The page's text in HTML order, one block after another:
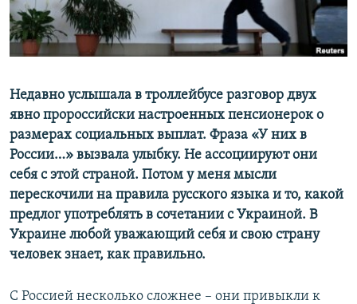
ПОБЕДИТЕЛЕЙ НЕ СУДЯТ?
КРЫМ.НЕПОКОРЕННЫЙ
УКРАИНСКАЯ ПРОБЛЕМА КРЫМА
ПРИСОЕДИНЯЙТЕСЬ!
Все сайты RFE/RL
Недавно услышала в троллейбусе разговор двух
явно пророссийски настроенных пенсионерок о
размерах социальных выплат. Фраза «У них в
России…» вызвала улыбку. Не ассоциируют они
себя с этой страной. Потом у меня мысли
перескочили на правила русского языка и то, какой
предлог употреблять в сочетании с Украиной. В
Украине любой уважающий себя и свою страну
человек знает, как правильно.
С Россией несколько сложнее – они привыкли к